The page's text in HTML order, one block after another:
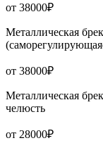
от 38000₽
Металлическая
от 38000₽
Металлическая
челюсть
от 28000₽